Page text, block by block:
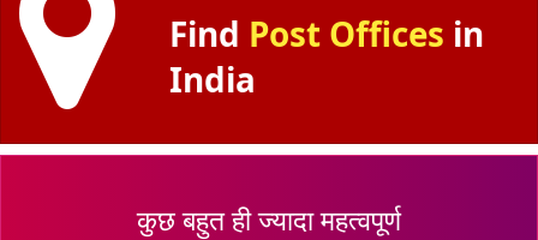
Find Post Offices in
India
कुछ बहुत ही ज्यादा महत्वपूर्ण